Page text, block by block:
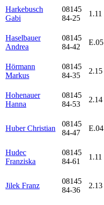
Harkebusch
Gabi
08145
84-25
1.11
Haselbauer
Andrea
08145
84-42
E.05
Hörmann
Markus
08145
84-35
2.15
Hohenauer
Hanna
08145
84-53
2.14
Huber Christian
08145
84-47
E.04
Hudec
Franziska
08145
84-61
1.11
Jilek Franz
08145
84-36
2.13